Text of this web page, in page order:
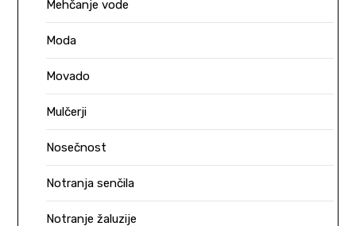
Mehčanje vode
Moda
Movado
Mulčerji
Nosečnost
Notranja senčila
Notranje žaluzije